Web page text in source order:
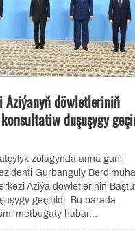
Aziýanyň döwletleriniň
duşuşygy
zolagynda anna güni
Gurbanguly
Aziýa döwletleriniň
geçirildi. Bu barada
metbugaty habar...